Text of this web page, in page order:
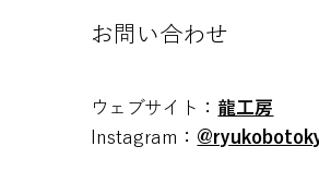
​お問い合わせ
ウェブサイト： 龍工房
Instagram：